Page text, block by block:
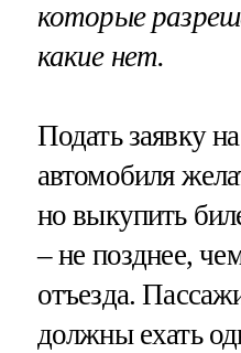
которые
какие нет.
Подать заявку
автомобиля
но выкупить
– не позднее,
отъезда.
должны ехать